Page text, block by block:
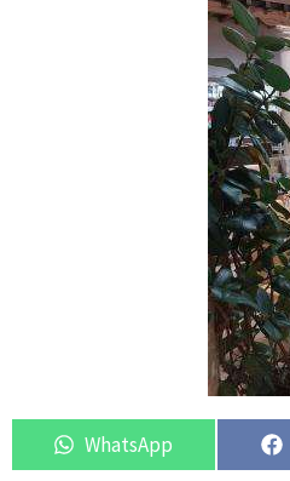
en
WhatsApp
en